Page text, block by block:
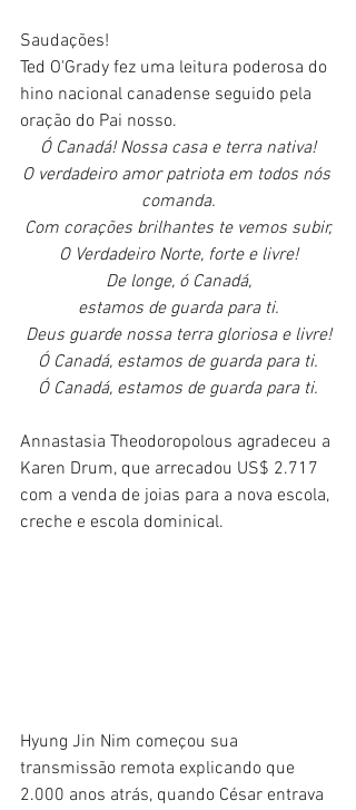
Saudações!
Ted O'Grady fez uma leitura poderosa do
hino nacional canadense seguido pela
oração do Pai nosso.
Ó Canadá! Nossa casa e terra nativa!
O verdadeiro amor patriota em todos nós
comanda.
Com corações brilhantes te vemos subir,
O Verdadeiro Norte, forte e livre!
De longe, ó Canadá,
estamos de guarda para ti.
Deus guarde nossa terra gloriosa e livre!
Ó Canadá, estamos de guarda para ti.
Ó Canadá, estamos de guarda para ti.
Annastasia Theodoropolous agradeceu a
Karen Drum, que arrecadou US$ 2.717
com a venda de joias para a nova escola,
creche e escola dominical.
Hyung Jin Nim começou sua
transmissão remota explicando que
2.000 anos atrás, quando César entrava